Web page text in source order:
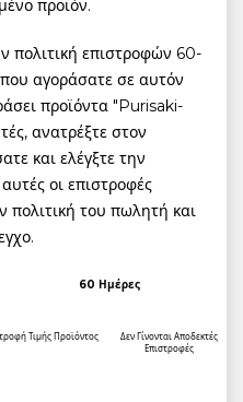
προϊόν.
πολιτική επιστροφών 60-
αγοράσατε σε αυτόν
προϊόντα "Purisaki-
ανατρέξτε στον
και ελέγξτε την
οι επιστροφές
πολιτική του πωλητή και
60 Ημέρες
Τιμής Προϊόντος
Δεν Γίνονται Αποδεκτές
Επιστροφές